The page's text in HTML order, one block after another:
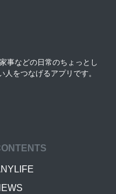
事などの日常のちょっとし
をつなげるアプリです。